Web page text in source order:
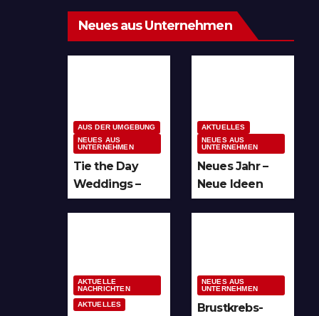
Neues aus Unternehmen
AUS DER UMGEBUNG
NEUES AUS
UNTERNEHMEN
Tie the Day
Weddings –
Hochzeitsplan
AKTUELLES
NEUES AUS
UNTERNEHMEN
Neues Jahr –
Neue Ideen
und unzählige
AKTUELLE
NACHRICHTEN
AKTUELLES
NEUES AUS
UNTERNEHMEN
Brustkrebs-